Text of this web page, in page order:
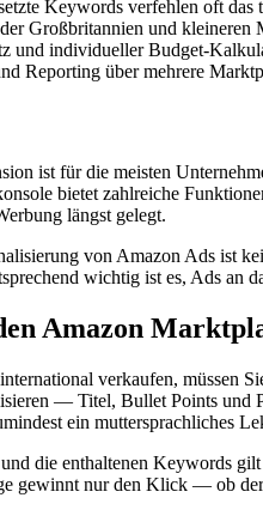
Keywords verfehlen oft
Großbritannien und kleineren
und individueller Budget-
Reporting über mehrere
ist für die meisten
bietet zahlreiche
längst gelegt.
von Amazon Ads ist
wichtig ist es, Ads an
Amazon
verkaufen, müssen
— Titel, Bullet Points und
ein muttersprachliches
die enthaltenen Keywords
gewinnt nur den Klick — ob der